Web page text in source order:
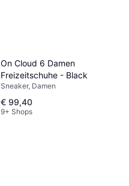
On Cloud 6 Damen
Freizeitschuhe - Black
Sneaker, Damen
€ 99,40
9+ Shops